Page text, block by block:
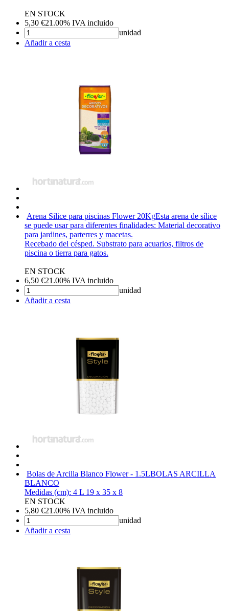
EN STOCK
5,30 €21.00% IVA incluido
unidad
Añadir a cesta
Arena Silice para piscinas Flower 20KgEsta arena de sílice
se puede usar para diferentes finalidades: Material decorativo
para jardines, parterres y macetas.
Recebado del césped. Substrato para acuarios, filtros de
piscina o tierra para gatos.
EN STOCK
6,50 €21.00% IVA incluido
unidad
Añadir a cesta
Bolas de Arcilla Blanco Flower - 1.5LBOLAS ARCILLA
BLANCO
Medidas (cm): 4 L 19 x 35 x 8
EN STOCK
5,80 €21.00% IVA incluido
unidad
Añadir a cesta